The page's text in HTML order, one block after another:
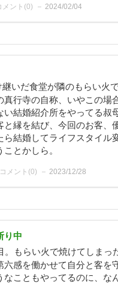
メント(0) 2024/02/04
継いだ食堂が隣のもらい火
真行寺の自称、いやこの場
い結婚紹介所をやってる叔
と縁を結び、今回のお客、
ら結婚してライフスタイル
とかしら。
コメント(0) 2023/12/28
り中
。もらい火で焼けてしま
六感を働かせて自分と客を
なこともやってるのに、な